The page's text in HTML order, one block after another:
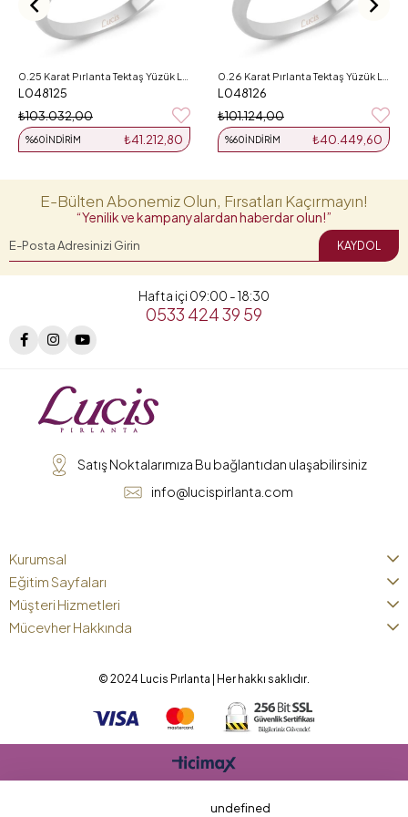
L048125
₺41.212,80
%60İNDIRIM
₺103.032,00
L048126
₺40.449,60
%60İNDIRIM
₺101.124,00
E-Bülten Abonemiz Olun, Fırsatları Kaçırmayın!
“Yenilik ve kampanyalardan haberdar olun!”
KAYDOL
Hafta içi 09:00 - 18:30
0533 424 39 59
Satış Noktalarımıza Bu bağlantıdan ulaşabilirsiniz
info@lucispirlanta.com
Kurumsal
Eğitim Sayfaları
Müşteri Hizmetleri
Mücevher Hakkında
© 2024 Lucis Pırlanta | Her hakkı saklıdır.
undefined